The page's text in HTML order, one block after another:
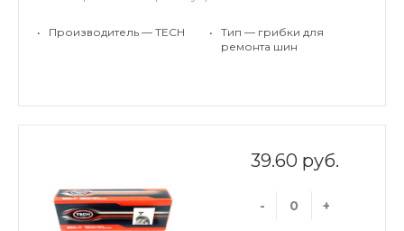
• Производитель — TECH •
Тип — грибки для
ремонта шин
39.60 руб.
- +